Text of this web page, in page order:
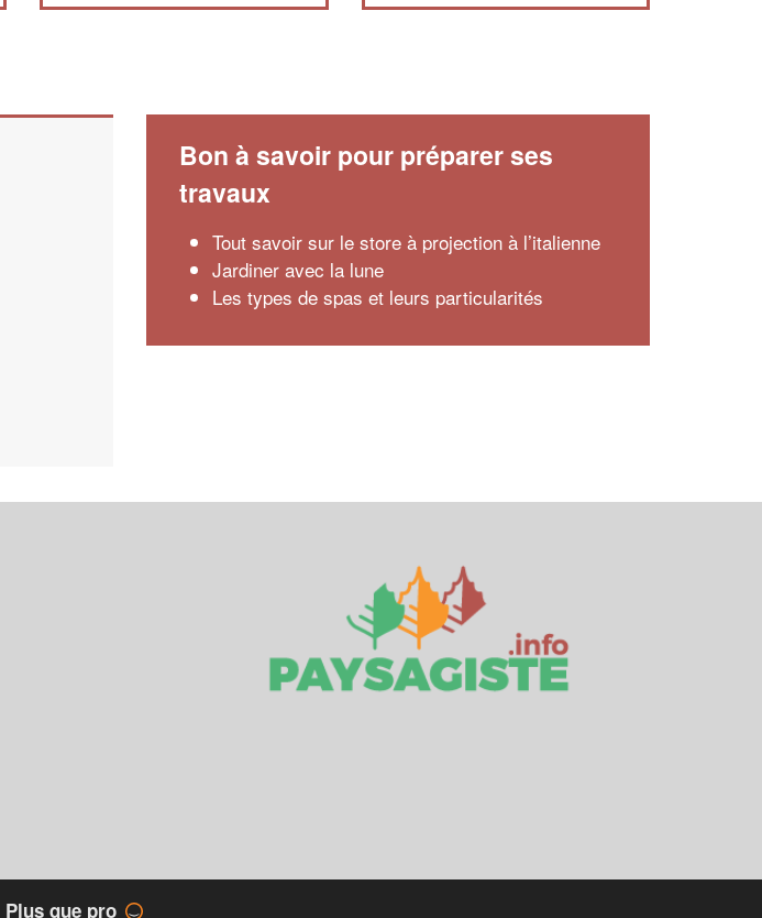
Bon à savoir pour préparer ses
travaux
Tout savoir sur le store à projection à l’italienne
Jardiner avec la lune
Les types de spas et leurs particularités
Plus que pro